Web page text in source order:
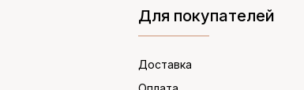
Для покупателей
Доставка